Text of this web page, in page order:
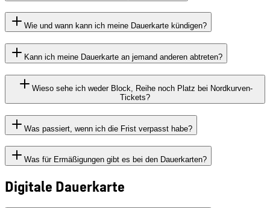
Wie und wann kann ich meine Dauerkarte kündigen?
Kann ich meine Dauerkarte an jemand anderen abtreten?
Wieso sehe ich weder Block, Reihe noch Platz bei Nordkurven-
Tickets?
Was passiert, wenn ich die Frist verpasst habe?
Was für Ermäßigungen gibt es bei den Dauerkarten?
Digitale Dauerkarte